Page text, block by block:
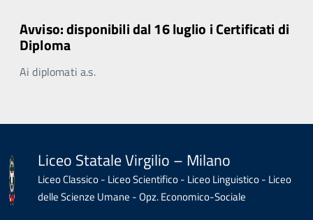
Avviso: disponibili dal 16 luglio i Certificati di
Diploma
Ai diplomati a.s.
Liceo Statale Virgilio – Milano
Liceo Classico - Liceo Scientifico - Liceo Linguistico - Liceo
delle Scienze Umane - Opz. Economico-Sociale